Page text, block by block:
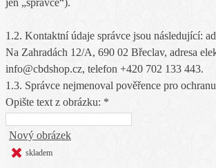
jen „správce“).
1.2. Kontaktní údaje správce jsou následující:
Na Zahradách 12/A, 690 02 Břeclav, adresa
info@cbdshop.cz, telefon +420 702 133 443.
1.3. Správce nejmenoval pověřence pro
Opište text z obrázku: *
Nový obrázek
skladem